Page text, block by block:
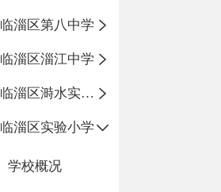
临淄区第八中学
临淄区淄江中学
临淄区溡水实验学校
临淄区实验小学
学校概况